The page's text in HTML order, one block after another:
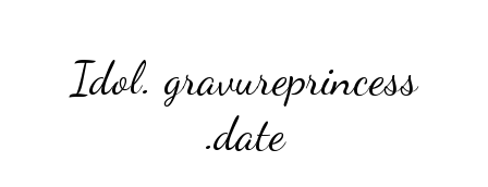
Idol. gravureprincess
.date